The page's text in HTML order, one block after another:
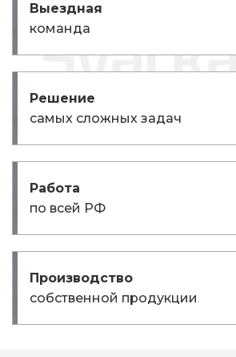
Выездная
команда
Решение
самых сложных задач
Работа
по всей РФ
Производство
собственной продукции